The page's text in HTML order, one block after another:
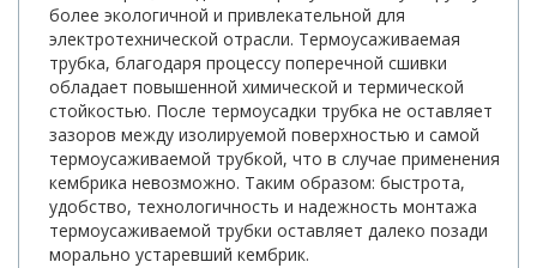
более экологичной и привлекательной для
электротехнической отрасли. Термоусаживаемая
трубка, благодаря процессу поперечной сшивки
обладает повышенной химической и термической
стойкостью. После термоусадки трубка не оставляет
зазоров между изолируемой поверхностью и самой
термоусаживаемой трубкой, что в случае применения
кембрика невозможно. Таким образом: быстрота,
удобство, технологичность и надежность монтажа
термоусаживаемой трубки оставляет далеко позади
морально устаревший кембрик.